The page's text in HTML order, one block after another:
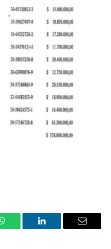
WhatsApp LinkedIn Email